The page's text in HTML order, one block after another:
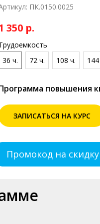
ПК.0150.0025
350 р.
36 ч.
72 ч. 108 ч.
повышения
ЗАПИСАТЬСЯ НА КУРС
Промокод на скидку